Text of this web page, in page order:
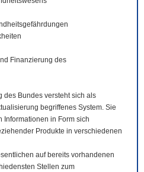
Finanzierung des
des Bundes versteht sich als
begriffenes System. Sie
Informationen in Form sich
Produkte in verschiedenen
auf bereits vorhandenen
Stellen zum